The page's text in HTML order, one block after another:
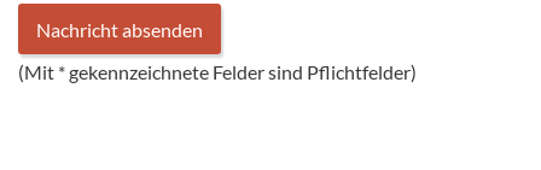
(Mit *gekennzeichnete Felder sind Pflichtfelder)